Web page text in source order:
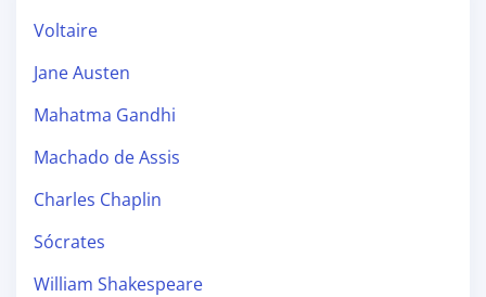
Voltaire
Jane Austen
Mahatma Gandhi
Machado de Assis
Charles Chaplin
Sócrates
William Shakespeare